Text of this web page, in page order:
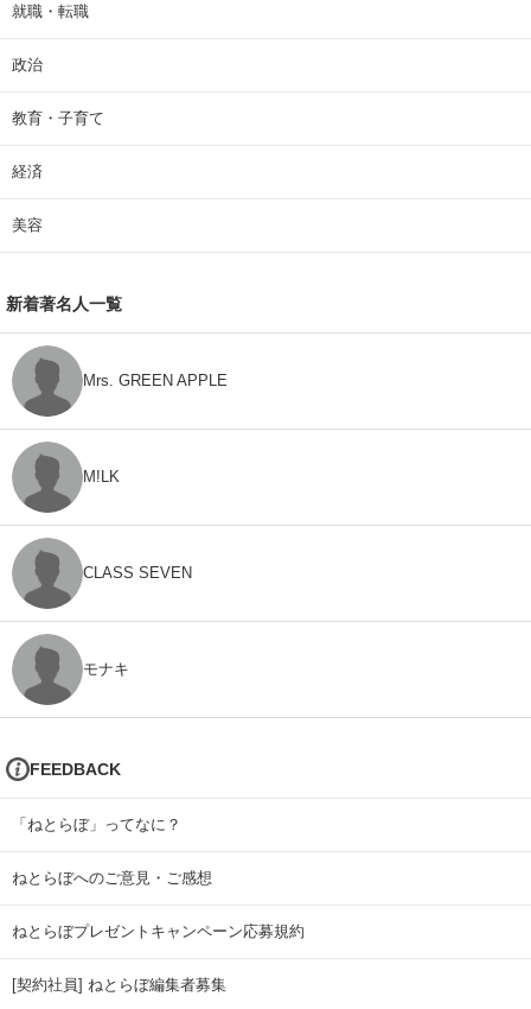
就職・転職
政治
教育・子育て
経済
美容
新着著名人一覧
Mrs. GREEN APPLE
M!LK
CLASS SEVEN
モナキ
FEEDBACK
「ねとらぼ」ってなに？
ねとらぼへのご意見・ご感想
ねとらぼプレゼントキャンペーン応募規約
[契約社員] ねとらぼ編集者募集